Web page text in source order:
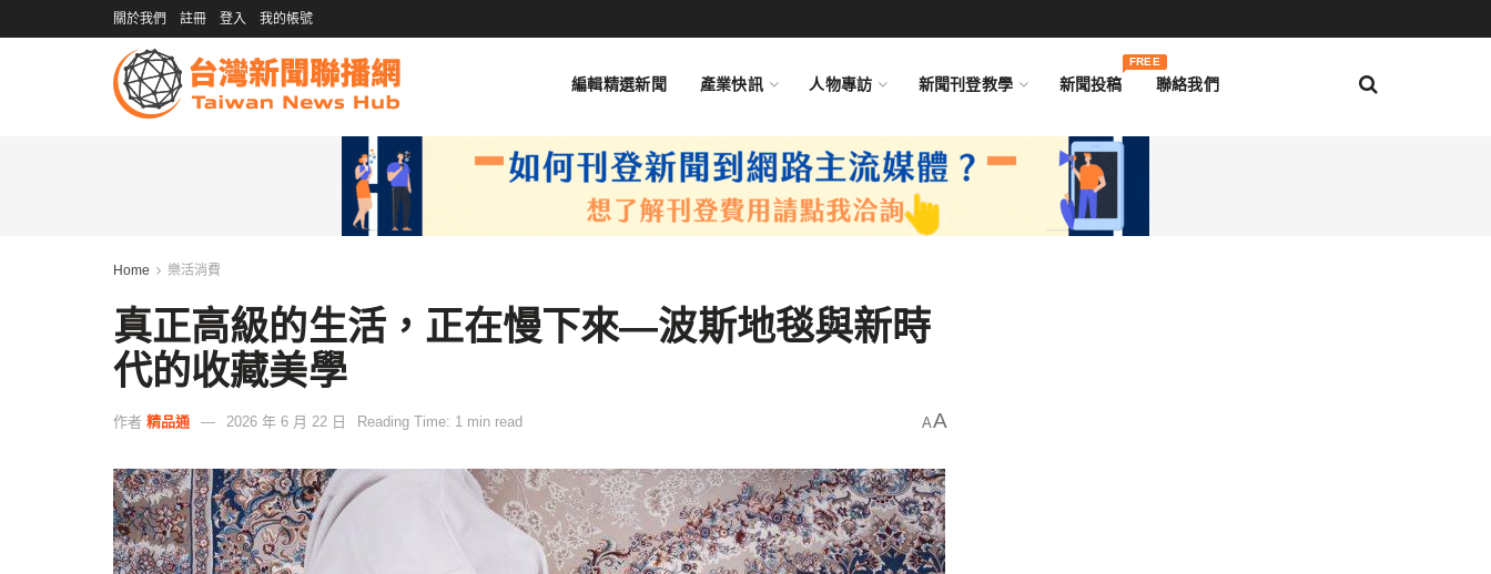
關於我們 註冊 登入 我的帳號
編輯精選新聞 產業快訊 人物專訪 新聞刊登教學 新聞投稿
FREE
聯絡我們
Home 樂活消費
真正高級的生活，正在慢下來—波斯地毯與新時
代的收藏美學
作者 精品通 2026 年 6 月 22 日 Reading Time: 1 min read AA